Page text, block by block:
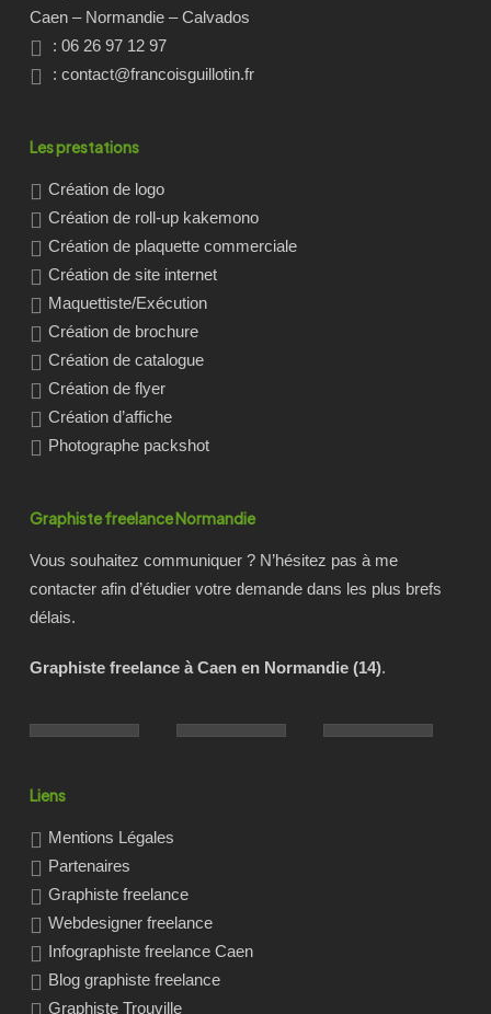
Caen – Normandie – Calvados
: 06 26 97 12 97
:contact@francoisguillotin.fr
Les prestations
Création de logo
Création de roll-up kakemono
Création de plaquette commerciale
Création de site internet
Maquettiste/Exécution
Création de brochure
Création de catalogue
Création de flyer
Création d’affiche
Photographe packshot
Graphiste freelance Normandie
Vous souhaitez communiquer ? N’hésitez pas à me
contacter afin d’étudier votre demande dans les plus brefs
délais.
Graphiste freelance à Caen en Normandie (14).
Liens
Mentions Légales
Partenaires
Graphiste freelance
Webdesigner freelance
Infographiste freelance Caen
Blog graphiste freelance
Graphiste Trouville